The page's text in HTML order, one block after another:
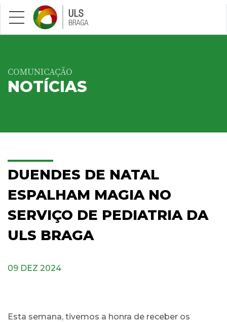
Saltar para conteúdo principal
COMUNICAÇÃO
NOTÍCIAS
DUENDES DE NATAL
ESPALHAM MAGIA NO
SERVIÇO DE PEDIATRIA DA
ULS BRAGA
09 DEZ 2024
Esta semana, tivemos a honra de receber os